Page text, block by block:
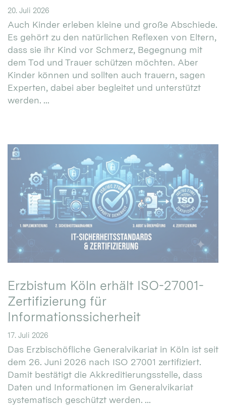
20. Juli 2026
Auch Kinder erleben kleine und große Abschiede.
Es gehört zu den natürlichen Reflexen von Eltern,
dass sie ihr Kind vor Schmerz, Begegnung mit
dem Tod und Trauer schützen möchten. Aber
Kinder können und sollten auch trauern, sagen
Experten, dabei aber begleitet und unterstützt
werden. ...
Erzbistum Köln erhält ISO-27001-
Zertifizierung für
Informationssicherheit
17. Juli 2026
Das Erzbischöfliche Generalvikariat in Köln ist seit
dem 26. Juni 2026 nach ISO 27001 zertifiziert.
Damit bestätigt die Akkreditierungsstelle, dass
Daten und Informationen im Generalvikariat
systematisch geschützt werden. ...